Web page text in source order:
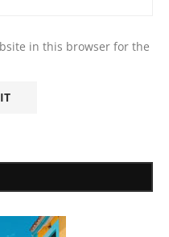
in this browser for the